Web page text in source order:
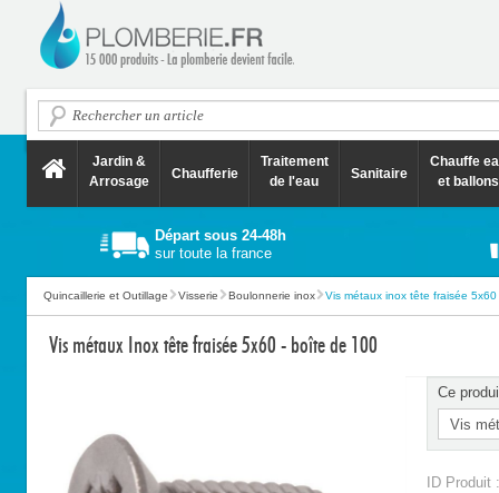
Jardin &
Arrosage
Chaufferie
Traitement
de l'eau
Sanitaire
Chauffe
et ballons
Départ sous 24-48h
sur toute la france
Quincaillerie et Outillage Visserie Boulonnerie inox Vis métaux inox tête fraisée 5x60
Vis métaux Inox tête fraisée 5x60 - boîte de 100
Ce
ID Produit